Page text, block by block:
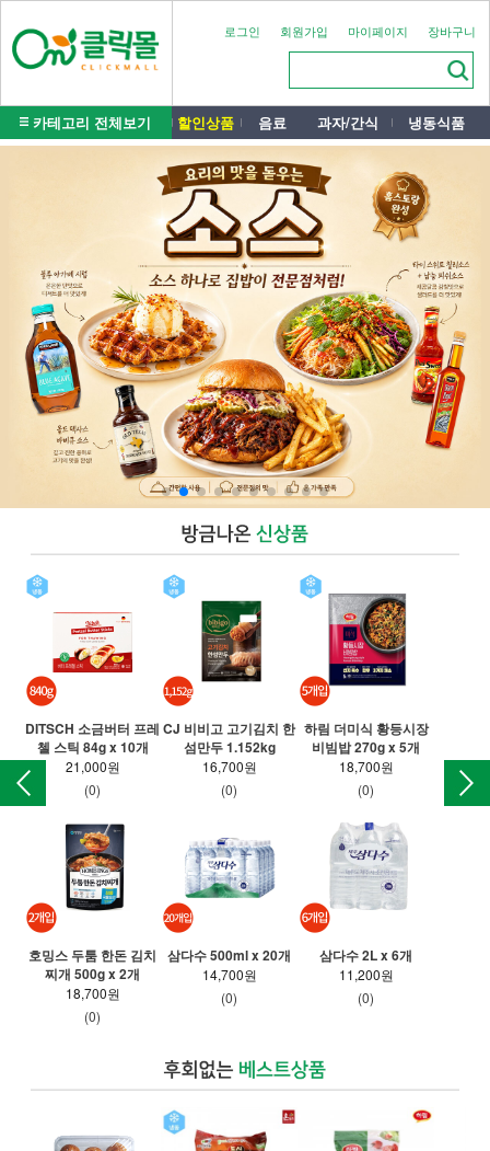
로그인 회원가입 마이페이지 장바구니
카테고리 전체보기 할인상품 음료 과자/간식 냉동식품
DITSCH 소금버터 프레
첼 스틱 84g x 10개
21,000원
(0)
CJ 비비고 고기김치 한
섬만두 1.152kg
16,700원
(0)
하림 더미식 황등시장
비빔밥 270g x 5개
18,700원
(0)
호밍스 두툼 한돈 김치
찌개 500g x 2개
18,700원
(0)
삼다수 500ml x 20개
14,700원
(0)
삼다수 2L x 6개
11,200원
(0)